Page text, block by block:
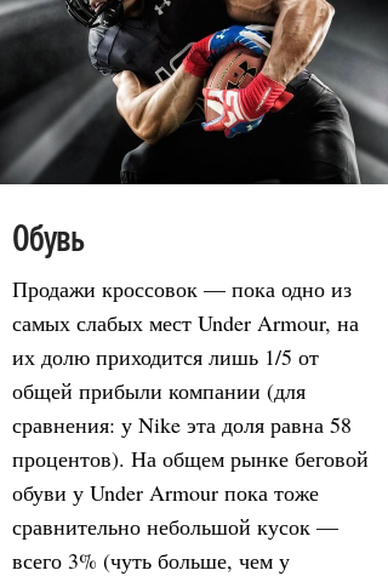
Обувь
Продажи кроссовок — пока одно из
самых слабых мест Under Armour, на
их долю приходится лишь 1/5 от
общей прибыли компании (для
сравнения: у Nike эта доля равна 58
процентов). На общем рынке беговой
обуви у Under Armour пока тоже
сравнительно небольшой кусок —
всего 3% (чуть больше, чем у